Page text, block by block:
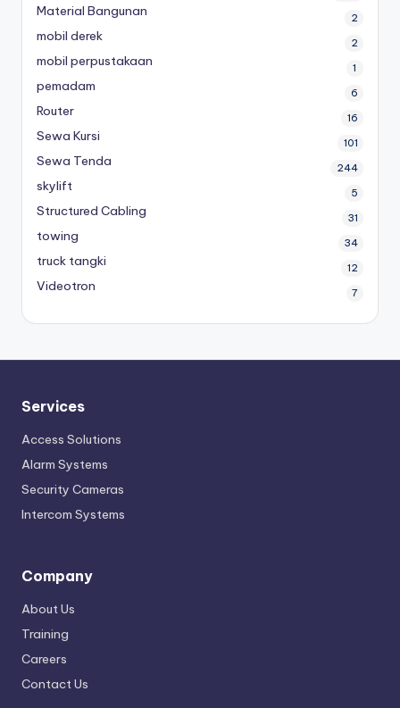
Material Bangunan 2
mobil derek 2
mobil perpustakaan 1
pemadam 6
Router 16
Sewa Kursi 101
Sewa Tenda 244
skylift 5
Structured Cabling 31
towing 34
truck tangki 12
Videotron 7
Services
Access Solutions
Alarm Systems
Security Cameras
Intercom Systems
Company
About Us
Training
Careers
Contact Us